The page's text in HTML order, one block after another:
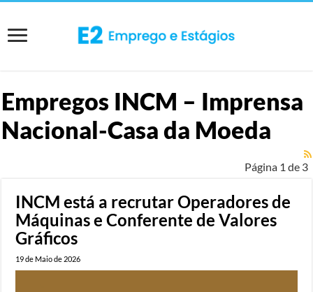
Empregos INCM – Imprensa
Nacional-Casa da Moeda
Página 1 de 3
INCM está a recrutar Operadores de
Máquinas e Conferente de Valores
Gráficos
19 de Maio de 2026